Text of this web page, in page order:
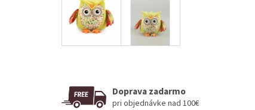
Doprava zadarmo
pri objednávke nad 100€